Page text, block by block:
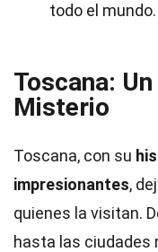
todo el mundo.
Toscana:
Misterio
Toscana, con su
impresionantes,
quienes la visitan.
hasta las ciudades